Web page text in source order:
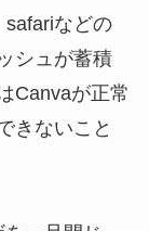
safariなどの
シュが蓄積
Canvaが正常
きないこと